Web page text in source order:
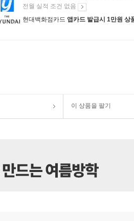
전월 실적 조건 없음
현대백화점카드 앱카드 발급시 1만원 상
이 상품을 팔기